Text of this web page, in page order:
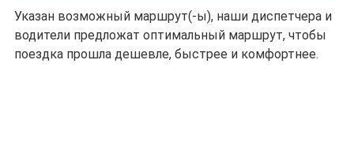
Указан возможный маршрут(-ы), наши диспетчера и
водители предложат оптимальный маршрут, чтобы
поездка прошла дешевле, быстрее и комфортнее.